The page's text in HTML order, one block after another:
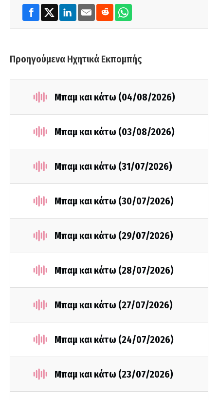
Προηγούμενα Ηχητικά Εκπομπής
Μπαμ και κάτω (04/08/2026)
Μπαμ και κάτω (03/08/2026)
Μπαμ και κάτω (31/07/2026)
Μπαμ και κάτω (30/07/2026)
Μπαμ και κάτω (29/07/2026)
Μπαμ και κάτω (28/07/2026)
Μπαμ και κάτω (27/07/2026)
Μπαμ και κάτω (24/07/2026)
Μπαμ και κάτω (23/07/2026)